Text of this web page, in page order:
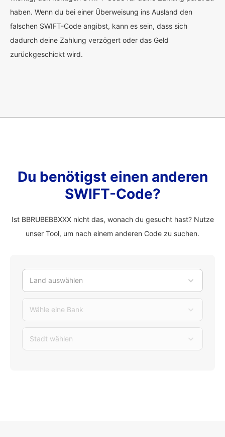
haben. Wenn du bei einer Überweisung ins Ausland den
falschen SWIFT-Code angibst, kann es sein, dass sich
dadurch deine Zahlung verzögert oder das Geld
zurückgeschickt wird.
Du benötigst einen anderen
SWIFT-Code?
Ist BBRUBEBBXXX nicht das, wonach du gesucht hast? Nutze
unser Tool, um nach einem anderen Code zu suchen.
Land auswählen
Wähle eine Bank
Stadt wählen